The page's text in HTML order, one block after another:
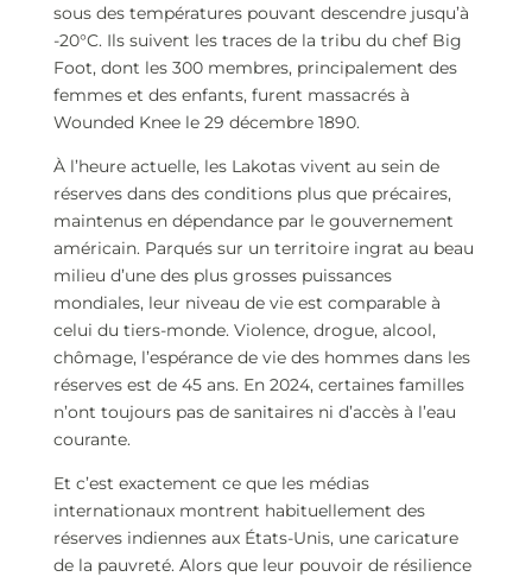
sous des températures pouvant descendre jusqu’à
-20°C. Ils suivent les traces de la tribu du chef Big
Foot, dont les 300 membres, principalement des
femmes et des enfants, furent massacrés à
Wounded Knee le 29 décembre 1890.
À l’heure actuelle, les Lakotas vivent au sein de
réserves dans des conditions plus que précaires,
maintenus en dépendance par le gouvernement
américain. Parqués sur un territoire ingrat au beau
milieu d’une des plus grosses puissances
mondiales, leur niveau de vie est comparable à
celui du tiers-monde. Violence, drogue, alcool,
chômage, l’espérance de vie des hommes dans les
réserves est de 45 ans. En 2024, certaines familles
n’ont toujours pas de sanitaires ni d’accès à l’eau
courante.
Et c’est exactement ce que les médias
internationaux montrent habituellement des
réserves indiennes aux États-Unis, une caricature
de la pauvreté. Alors que leur pouvoir de résilience